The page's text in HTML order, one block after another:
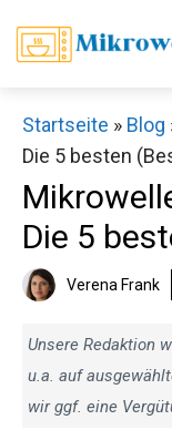
Inhalt
Startseite » Blog
Die 5 besten
Die 5
Verena Frank
Unsere Redaktion
u.a. auf
wir ggf. eine